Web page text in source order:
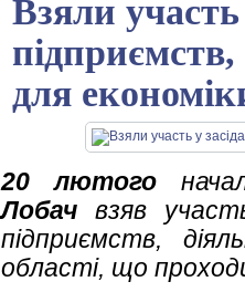
Взяли участь
для
20 лютого
Лобач взяв
підприємств,
області, що